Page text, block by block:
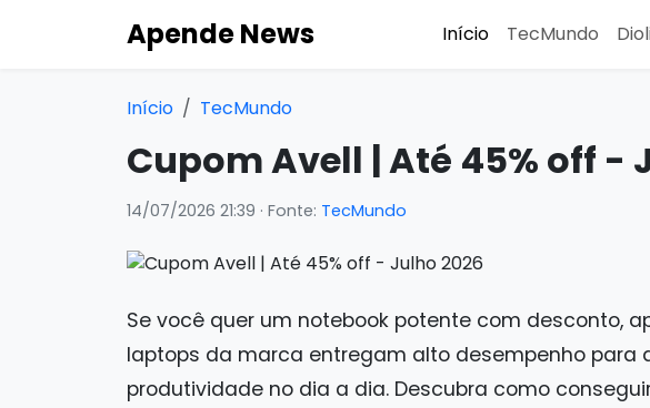
Apende News Início TecMundo
Início TecMundo
Cupom Avell | Até 45% off -
14/07/2026 21:39 · Fonte: TecMundo
Se você quer um notebook potente com desconto,
laptops da marca entregam alto desempenho para
produtividade no dia a dia. Descubra como